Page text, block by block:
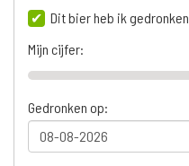
Dit bier heb ik gedronken
Mijn cijfer:
Gedronken op: